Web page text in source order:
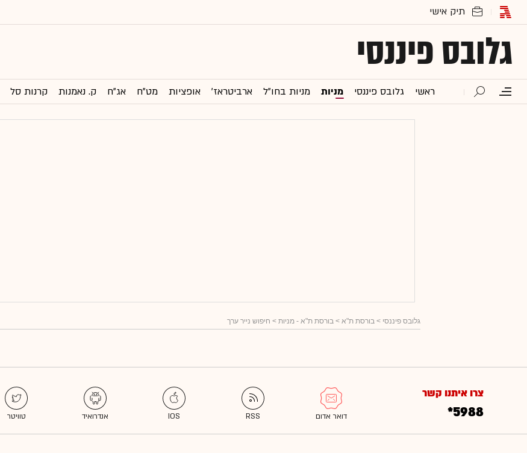
גלובס פיננסי
ראשי גלובס פיננסי מניות מניות בחו"ל ארביטראז' אופציות מט"ח אג"ח ק. נאמנות קרנות סל
גלובס פיננסי > בורסת ת"א > בורסת ת"א - מניות > חיפוש נייר ערך
צרו איתנו קשר
*5988